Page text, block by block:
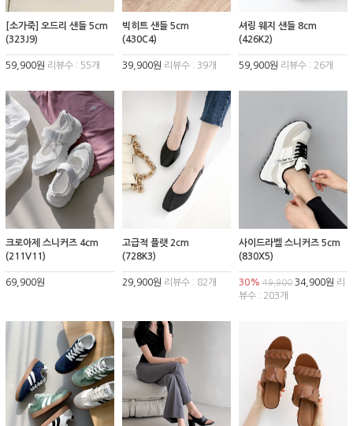
[소가죽] 오드리 샌들 5cm
(323J9)
59,900원 리뷰수 : 55개
빅히트 샌들 5cm
(430C4)
39,900원 리뷰수 : 39개
셔링 웨지 샌들 8cm
(426K2)
59,900원 리뷰수 : 26개
크로아제 스니커즈 4cm
(211V11)
69,900원
고급적 플랫 2cm
(728K3)
29,900원 리뷰수 : 82개
사이드라벨 스니커즈 5cm
(830X5)
30% 49,90034,900원 리
뷰수 : 203개